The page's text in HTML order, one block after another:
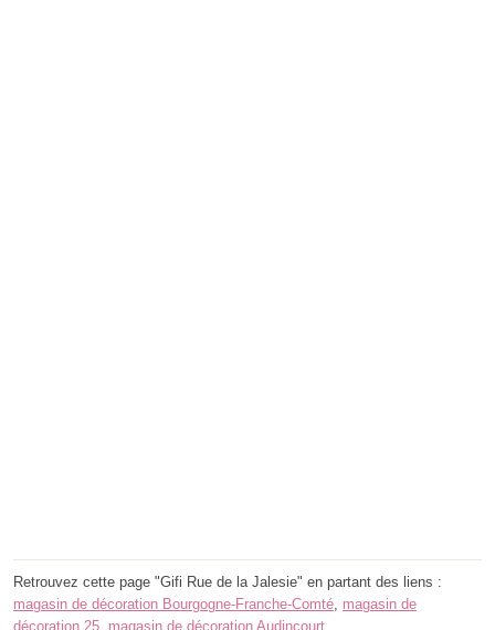
Retrouvez cette page "Gifi Rue de la Jalesie" en partant des liens :
magasin de décoration Bourgogne-Franche-Comté magasin de
décoration 25 magasin de décoration Audincourt